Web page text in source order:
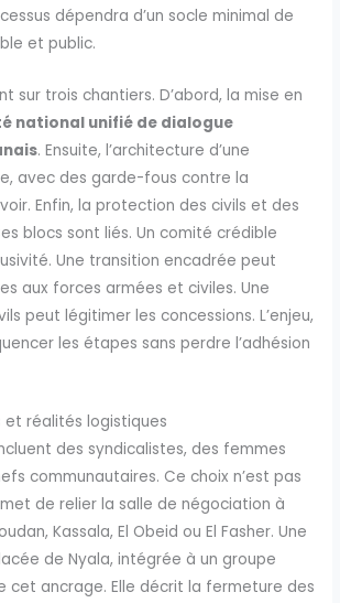
dépendra d’un socle minimal de
et public.
sur trois chantiers. D’abord, la mise en
national unifié de dialogue
. Ensuite, l’architecture d’une
avec des garde-fous contre la
Enfin, la protection des civils et des
blocs sont liés. Un comité crédible
Une transition encadrée peut
aux forces armées et civiles. Une
peut légitimer les concessions. L’enjeu,
les étapes sans perdre l’adhésion
réalités logistiques
des syndicalistes, des femmes
communautaires. Ce choix n’est pas
de relier la salle de négociation à
Kassala, El Obeid ou El Fasher. Une
de Nyala, intégrée à un groupe
cet ancrage. Elle décrit la fermeture des